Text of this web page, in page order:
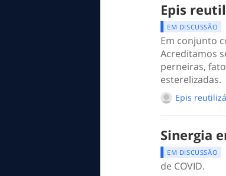
Epis
EM DISCUSSÃO
Em conjunto
Acreditamos
perneiras,
esterelizadas.
Epis
Sinergia
EM DISCUSSÃO
de COVID.